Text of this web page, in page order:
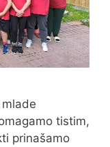
tistim,
prinašamo